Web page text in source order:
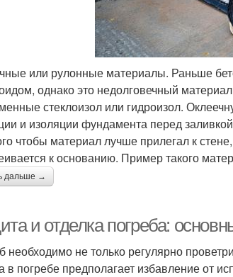
или рулонные материалы. Раньше
однако это недолговечный
стеклоизол или гидроизол.
и изоляции фундамента перед
чтобы материал лучше прилегал к
к основанию. Пример такого
дальше →
и отделка погреба:
необходимо не только регулярно
в погребе предполагает избавление от